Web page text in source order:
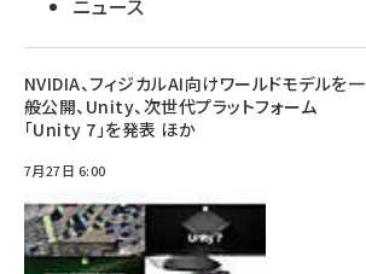
ニュース
NVIDIA、フィジカルAI向けワールドモデルを一
般公開、Unity、次世代プラットフォーム
「Unity 7」を発表 ほか
7月27日 6:00